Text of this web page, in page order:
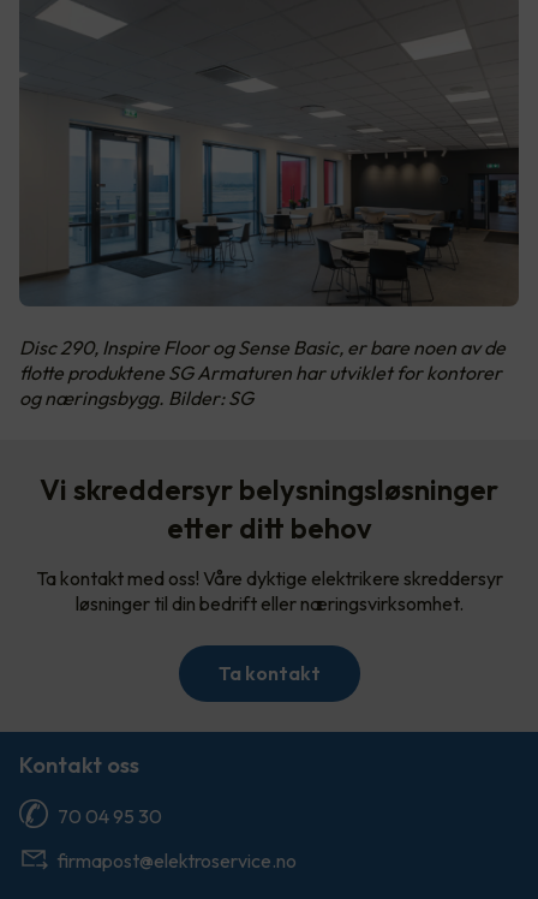
Disc 290, Inspire Floor og Sense Basic, er bare noen av de
flotte produktene SG Armaturen har utviklet for kontorer
og næringsbygg. Bilder: SG
Vi skreddersyr belysningsløsninger
etter ditt behov
Ta kontakt med oss! Våre dyktige elektrikere skreddersyr
løsninger til din bedrift eller næringsvirksomhet.
Ta kontakt
Kontakt oss
70 04 95 30
firmapost@elektroservice.no